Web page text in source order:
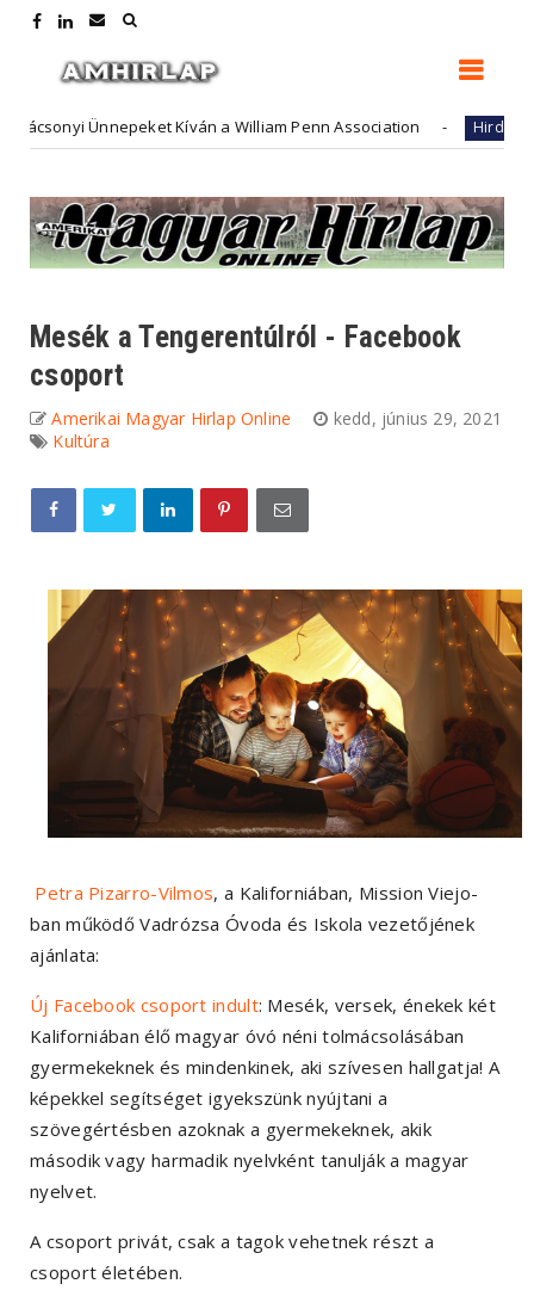
Ünnepeket Kíván a William Penn Association Hirdető
Mesék a Tengerentúlról - Facebook
csoport
Amerikai Magyar Hirlap Online
kedd, június 29, 2021
Kultúra
Petra Pizarro-Vilmos, a Kaliforniában, Mission Viejo-
ban működő Vadrózsa Óvoda és Iskola vezetőjének
ajánlata:
Új Facebook csoport indult: Mesék, versek, énekek két
Kaliforniában élő magyar óvó néni tolmácsolásában
gyermekeknek és mindenkinek, aki szívesen hallgatja! A
képekkel segítséget igyekszünk nyújtani a
szövegértésben azoknak a gyermekeknek, akik
második vagy harmadik nyelvként tanulják a magyar
nyelvet.
A csoport privát, csak a tagok vehetnek részt a
csoport életében.